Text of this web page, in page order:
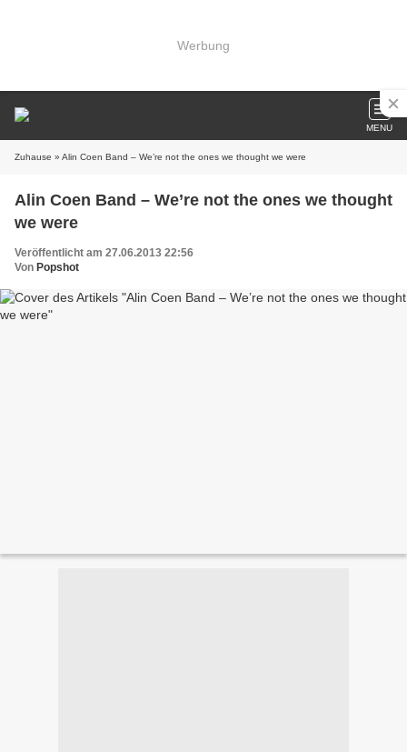
Werbung
MENU
Zuhause » Alin Coen Band – We’re not the ones we thought we were
Alin Coen Band – We’re not the ones we thought
we were
Veröffentlicht am 27.06.2013 22:56
Von Popshot